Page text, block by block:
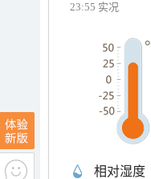
23:55 实况
相对湿度